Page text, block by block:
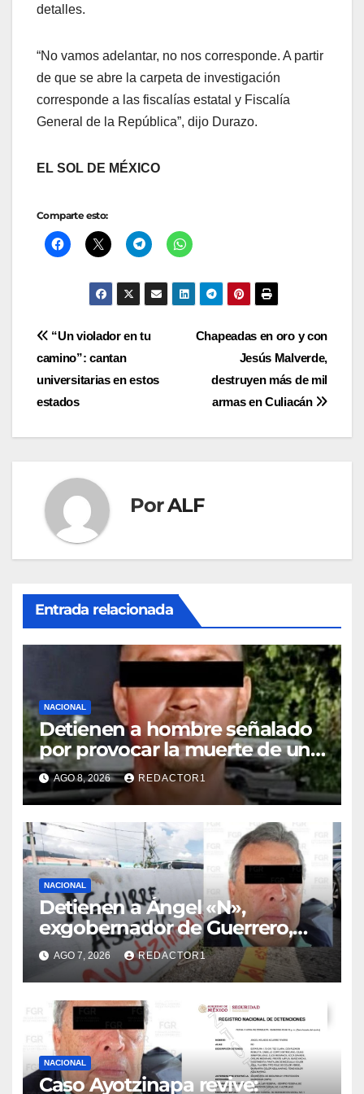
detalles.
“No vamos adelantar, no nos corresponde. A partir
de que se abre la carpeta de investigación
corresponde a las fiscalías estatal y Fiscalía
General de la República”, dijo Durazo.
EL SOL DE MÉXICO
Comparte esto:
Navegación
de
entradas
Chapeadas en oro y con
Jesús Malverde,
destruyen más de mil
armas en Culiacán
“Un violador en tu
camino”: cantan
universitarias en estos
estados
PorALF
Entrada relacionada
NACIONAL
Detienen a hombre señalado
por provocar la muerte de un
adulto mayor
AGO 8, 2026 REDACTOR1
NACIONAL
Detienen a Ángel «N»,
exgobernador de Guerrero,
por el caso Ayotzinapa
AGO 7, 2026 REDACTOR1
NACIONAL
Caso Ayotzinapa revive: